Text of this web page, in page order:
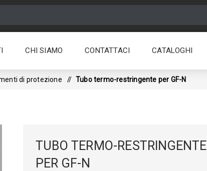
CHI SIAMO CONTATTACI CATALOGHI
di protezione / Tubo termo-restringente per GF-N
TUBO TERMO-RESTRINGENTE
PER GF-N